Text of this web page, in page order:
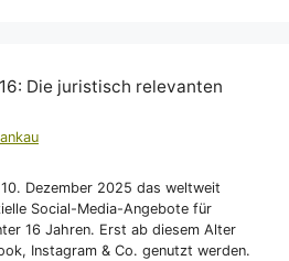
Die juristisch relevanten
Dezember 2025 das weltweit
Social-Media-Angebote für
16 Jahren. Erst ab diesem Alter
Instagram & Co. genutzt werden.